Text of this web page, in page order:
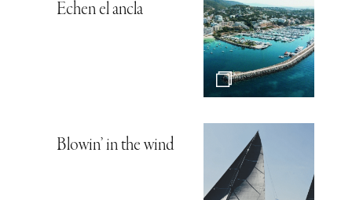
Echen el ancla
Blowin’ in the wind